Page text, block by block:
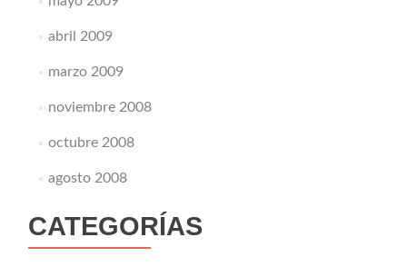
abril 2009
marzo 2009
noviembre 2008
octubre 2008
agosto 2008
CATEGORÍAS